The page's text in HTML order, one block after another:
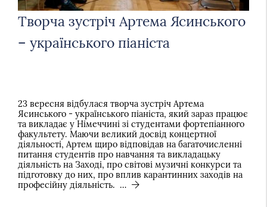
Творча зустріч Артема Ясинського
– українського піаніста
23 вересня відбулася творча зустріч Артема
Ясинського - українського піаніста, який зараз працює
та викладає у Німеччині зі студентами фортепіанного
факультету. Маючи великий досвід концертної
діяльності, Артем щиро відповідав на багаточисленні
питання студентів про навчання та викладацьку
діяльність на Заході, про світові музичні конкурси та
підготовку до них, про вплив карантинних заходів на
професійну діяльність. …